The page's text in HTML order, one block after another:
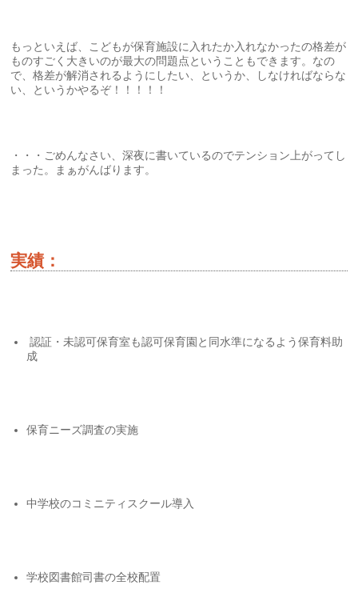
もっといえば、こどもが保育施設に入れたか入れなかったの格差が
ものすごく大きいのが最大の問題点ということもできます。なの
で、格差が解消されるようにしたい、というか、しなければならな
い、というかやるぞ！！！！！
・・・ごめんなさい、深夜に書いているのでテンション上がってし
まった。まぁがんばります。
実績：
認証・未認可保育室も認可保育園と同水準になるよう保育料助
成
保育ニーズ調査の実施
中学校のコミニティスクール導入
学校図書館司書の全校配置